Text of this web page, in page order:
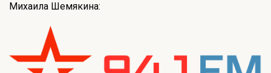
Михаила Шемякина: